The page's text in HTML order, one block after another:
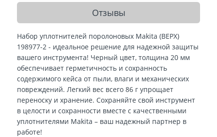
Отзывы
Набор уплотнителей поролоновых Makita (ВЕРХ)
198977-2 - идеальное решение для надежной защиты
вашего инструмента! Черный цвет, толщина 20 мм
обеспечивает герметичность и сохранность
содержимого кейса от пыли, влаги и механических
повреждений. Легкий вес всего 86 г упрощает
переноску и хранение. Сохраняйте свой инструмент
в целости и сохранности вместе с качественными
уплотнителями Makita – ваш надежный партнер в
работе!